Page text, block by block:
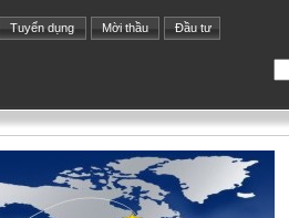
Tuyển dụng Mời thầu Đầu tư